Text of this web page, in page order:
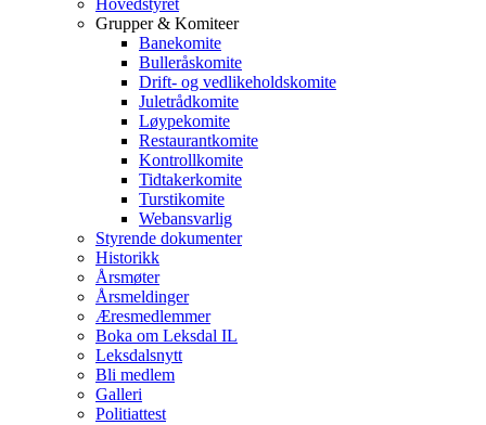
Hovedstyret
Grupper & Komiteer
Banekomite
Bulleråskomite
Drift- og vedlikeholdskomite
Juletrådkomite
Løypekomite
Restaurantkomite
Kontrollkomite
Tidtakerkomite
Turstikomite
Webansvarlig
Styrende dokumenter
Historikk
Årsmøter
Årsmeldinger
Æresmedlemmer
Boka om Leksdal IL
Leksdalsnytt
Bli medlem
Galleri
Politiattest